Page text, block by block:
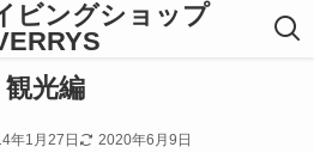
ビングショップ
光編
年1月27日 2020年6月9日